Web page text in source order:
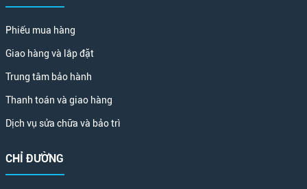
Phiếu mua hàng
Giao hàng và lắp đặt
Trung tâm bảo hành
Thanh toán và giao hàng
Dịch vụ sửa chữa và bảo trì
CHỈ ĐƯỜNG